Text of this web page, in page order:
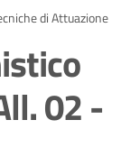
di Attuazione
02 -